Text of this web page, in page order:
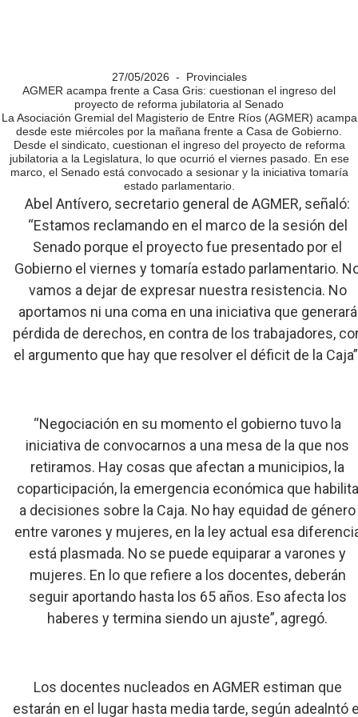
27/05/2026 - Provinciales
AGMER acampa frente a Casa Gris: cuestionan el ingreso del
proyecto de reforma jubilatoria al Senado
La Asociación Gremial del Magisterio de Entre Ríos (AGMER) acampa
desde este miércoles por la mañana frente a Casa de Gobierno.
Desde el sindicato, cuestionan el ingreso del proyecto de reforma
jubilatoria a la Legislatura, lo que ocurrió el viernes pasado. En ese
marco, el Senado está convocado a sesionar y la iniciativa tomaría
estado parlamentario.
Abel Antívero, secretario general de AGMER, señaló:
“Estamos reclamando en el marco de la sesión del
Senado porque el proyecto fue presentado por el
Gobierno el viernes y tomaría estado parlamentario.
vamos a dejar de expresar nuestra resistencia. No
aportamos ni una coma en una iniciativa que generará
pérdida de derechos, en contra de los trabajadores,
el argumento que hay que resolver el déficit de la
“Negociación en su momento el gobierno tuvo la
iniciativa de convocarnos a una mesa de la que nos
retiramos. Hay cosas que afectan a municipios, la
coparticipación, la emergencia económica que habilita
a decisiones sobre la Caja. No hay equidad de género
entre varones y mujeres, en la ley actual esa
está plasmada. No se puede equiparar a varones y
mujeres. En lo que refiere a los docentes, deberán
seguir aportando hasta los 65 años. Eso afecta los
haberes y termina siendo un ajuste”, agregó.
Los docentes nucleados en AGMER estiman que
estarán en el lugar hasta media tarde, según adealntó